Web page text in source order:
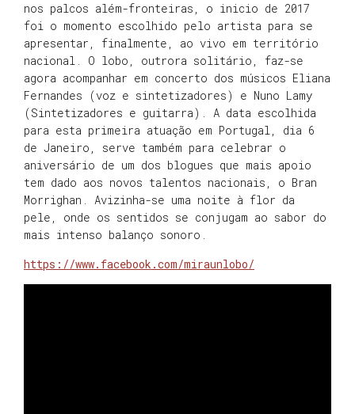
nos palcos além-fronteiras, o inicio de 2017
foi o momento escolhido pelo artista para se
apresentar, finalmente, ao vivo em território
nacional. O lobo, outrora solitário, faz-se
agora acompanhar em concerto dos músicos Eliana
Fernandes (voz e sintetizadores) e Nuno Lamy
(Sintetizadores e guitarra). A data escolhida
para esta primeira atuação em Portugal, dia 6
de Janeiro, serve também para celebrar o
aniversário de um dos blogues que mais apoio
tem dado aos novos talentos nacionais, o Bran
Morrighan. Avizinha-se uma noite à flor da
pele, onde os sentidos se conjugam ao sabor do
mais intenso balanço sonoro.
https://www.facebook.com/miraunlobo/